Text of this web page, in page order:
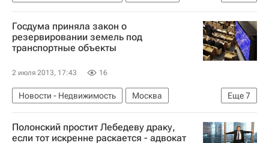
Госдума РФ
Законодательство Россия
Госдума приняла закон о
резервировании земель под
транспортные объекты
2 июля 2013, 17:43 16
Еще7
Новости - Недвижимость
Москва
Транспорт
Инфраструктура
Строительство
Госдума РФ
Полонский простит Лебедеву драку,
если тот искренне раскается - адвокат